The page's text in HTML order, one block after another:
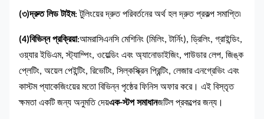
(৩)দ্রুত লিড টাইম: টুলিংয়ের দ্রুত পরিবর্তনের অর্থ হল দ্রুত প্রকল্প সমাপ্তি৷
(4)বিভিন্ন প্রক্রিয়া:আমরাসিএনসি মেশিনিং (মিলিং, টার্নিং), ড্রিলিং, গ্রাইন্ডিং,
ওয়্যার ইডিএম, স্ট্যাম্পিং, ওয়েল্ডিং এবং অ্যানোডাইজিং, পাউডার লেপ, জিঙ্ক
প্লেটিং, অয়েল পেইন্টিং, রিভেটিং, সিল্কস্ক্রিন প্রিন্টিং, লেজার এনগ্রেভিং এবং
কাস্টম প্যাকেজিংয়ের মতো বিভিন্ন পৃষ্ঠের ফিনিস অফার করে। এই বিস্তৃত
ক্ষমতা একটি জন্য অনুমতি দেয়এক-স্টপ সমাধানজটিল প্রকল্পের জন্য।